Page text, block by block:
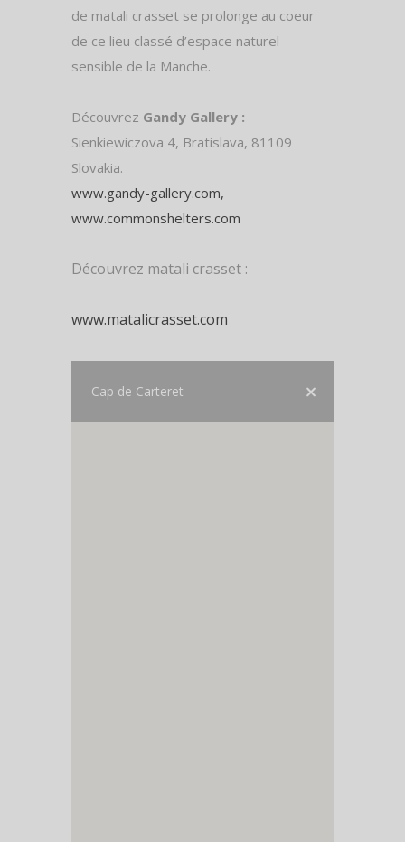
de matali crasset se prolonge au coeur
de ce lieu classé d’espace naturel
sensible de la Manche.
Découvrez Gandy Gallery :
Sienkiewiczova 4, Bratislava, 81109
Slovakia.
www.gandy-gallery.com,
www.commonshelters.com
Découvrez matali crasset :
www.matalicrasset.com
Cap de Carteret